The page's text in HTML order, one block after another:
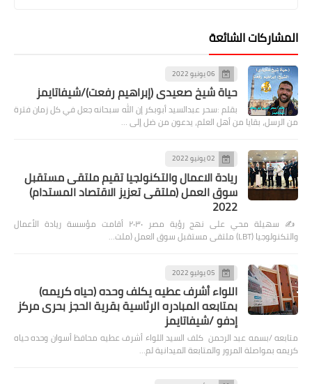
المشاركات الشائعة
06 يونيو 2022
حياة شيخ صعيدى (إبراهيم رفعت)/شيفاتايمز
بقلم :سحر عبدالسيد أبوبكر إن الله سبحانه جعل في كل زمان فترة
من الرسل، بقايا من أهل العلم، يدعون من ضل إلى …
02 يونيو 2022
ريادة الاعمال والتكنولجيا تقيم ملتقى مستقبل
سوق العمل (ملتقى تعزيز الاقتصاد المستدام)
2022
✍️ سهيلة محي على نهج رؤية مصر ٢٠٣٠ أقامت مؤسسة ريادة الأعمال
والتكنولوجيا (LBT) ملتقى مستقبل سوق العمل (ملت…
05 يوليو 2022
اللواء أشرف عطيه يكلف وحده (حياه كريمه)
بمتابعه المبادره الرئاسية بقرية الحجز بحرى مركز
إدفو /شيفاتايمز
متابعه /بسمه عبد الرحمن كلف السيد اللواء أشرف عطيه محافظ أسوان وحده حياه
كريمه بمواصلة المرور والمتابعة الميدانية لم…